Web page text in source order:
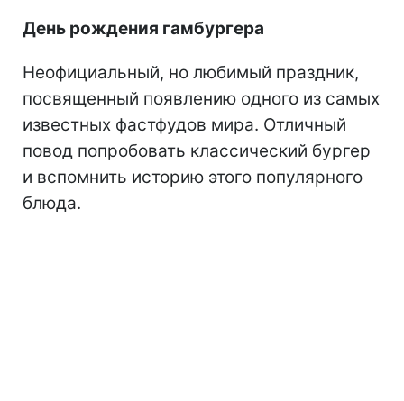
День рождения гамбургера
Неофициальный, но любимый праздник,
посвященный появлению одного из самых
известных фастфудов мира. Отличный
повод попробовать классический бургер
и вспомнить историю этого популярного
блюда.